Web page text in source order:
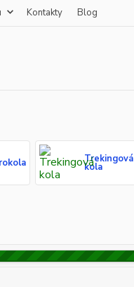
Kontakty Blog
Trekingová
kola